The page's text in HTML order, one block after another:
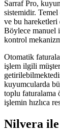
Sarraf Pro,
sistemidir. Temel
ve bu hareketleri
Böylece manuel
kontrol
Otomatik
işlem ilgili
kuyumcularda
toplu faturalama
işlemin hızlıca
Nilvera